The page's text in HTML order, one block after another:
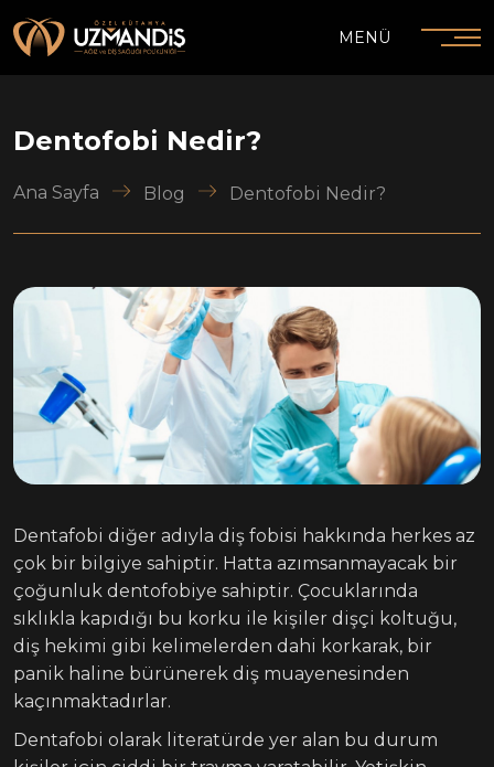
MENÜ
Dentofobi Nedir?
Ana Sayfa Blog Dentofobi Nedir?
Dentafobi diğer adıyla diş fobisi hakkında herkes az
çok bir bilgiye sahiptir. Hatta azımsanmayacak bir
çoğunluk dentofobiye sahiptir. Çocuklarında
sıklıkla kapıdığı bu korku ile kişiler dişçi koltuğu,
diş hekimi gibi kelimelerden dahi korkarak, bir
panik haline bürünerek diş muayenesinden
kaçınmaktadırlar.
Dentafobi olarak literatürde yer alan bu durum